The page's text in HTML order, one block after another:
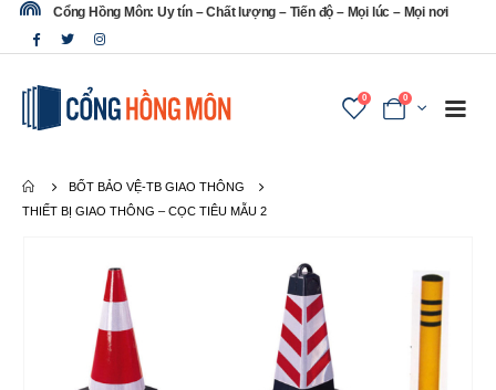
Cổng Hồng Môn: Uy tín – Chất lượng – Tiến độ – Mọi lúc – Mọi nơi
0 0
BỐT BẢO VỆ-TB GIAO THÔNG
THIẾT BỊ GIAO THÔNG – CỌC TIÊU MẪU 2